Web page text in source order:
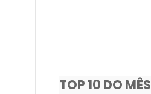
TOP 10 DO MÊS